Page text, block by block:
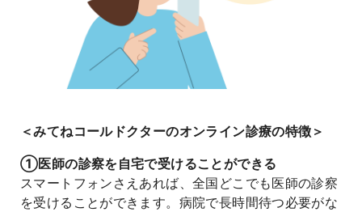
＜みてねコールドクターのオンライン診療の特徴＞
①医師の診察を自宅で受けることができる
スマートフォンさえあれば、全国どこでも医師の診察
を受けることができます。病院で長時間待つ必要がな